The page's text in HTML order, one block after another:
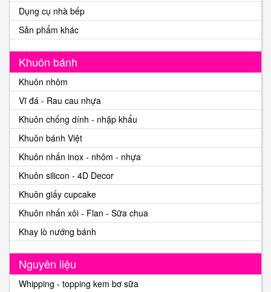
Dụng cụ nhà bếp
Sản phẩm khác
Khuôn bánh
Khuôn nhôm
Vĩ đá - Rau cau nhựa
Khuôn chống dính - nhập khẩu
Khuôn bánh Việt
Khuôn nhấn inox - nhôm - nhựa
Khuôn silicon - 4D Decor
Khuôn giấy cupcake
Khuôn nhấn xôi - Flan - Sữa chua
Khay lò nướng bánh
Nguyên liệu
Whipping - topping kem bơ sữa